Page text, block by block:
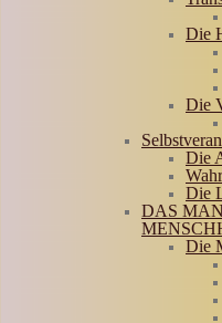
Die
Die
Die
Die
DAS
Die